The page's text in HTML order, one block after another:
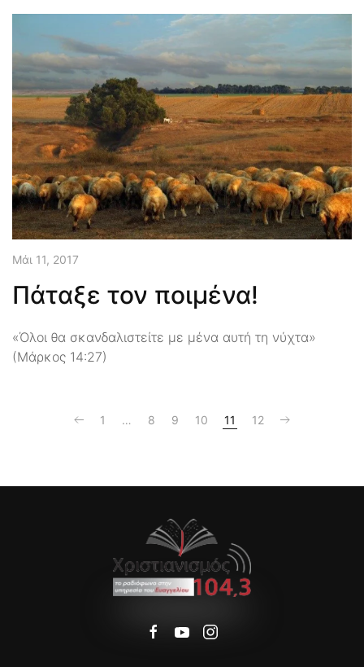
Μάι 11, 2017
Πάταξε τον ποιμένα!
«Όλοι θα σκανδαλιστείτε με μένα αυτή τη νύχτα»
(Μάρκος 14:27)
1 … 8 9 10 11 12